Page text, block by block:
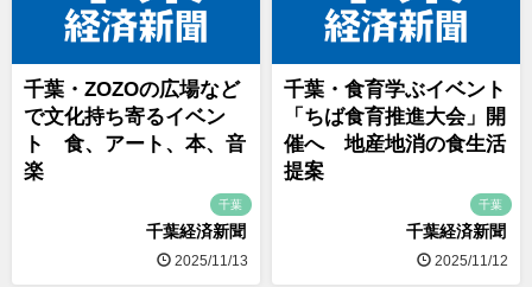
千葉・ZOZOの広場など
で文化持ち寄るイベン
ト 食、アート、本、音
楽
千葉
千葉経済新聞
2025/11/13
千葉・食育学ぶイベント
「ちば食育推進大会」開
催へ 地産地消の食生活
提案
千葉
千葉経済新聞
2025/11/12